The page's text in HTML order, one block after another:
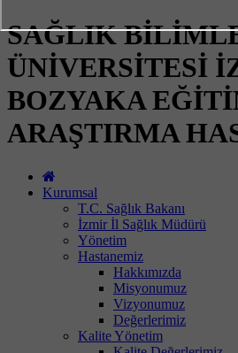
SAĞLIK
ÜNİVERSİTESİ
BOZYAKA
ARAŞTIRMA
Kurumsal
T.C. Sağlık Bakanı
İzmir İl Sağlık Müdürü
Yönetim
Hastanemiz
Hakkımızda
Misyonumuz
Vizyonumuz
Değerlerimiz
Kalite Yönetim